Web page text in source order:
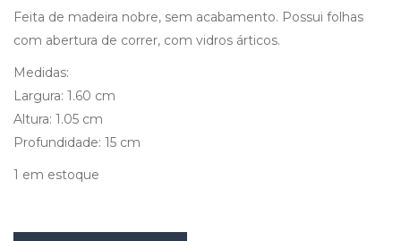
Feita de madeira nobre, sem acabamento. Possui folhas
com abertura de correr, com vidros árticos.
Medidas:
Largura: 1.60 cm
Altura: 1.05 cm
Profundidade: 15 cm
1 em estoque